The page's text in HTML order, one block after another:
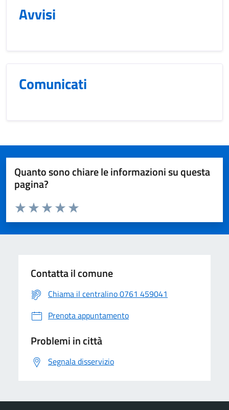
Avvisi
Comunicati
Quanto sono chiare le informazioni su questa
pagina?
Valuta da 1 a 5 stelle la pagina
Valuta 4 stelle su 5
Valuta 3 stelle su 5
Valuta 2 stelle su 5
Valuta 1 stelle su 5
Contatta il comune
Chiama il centralino 0761 459041
Prenota appuntamento
Problemi in città
Segnala disservizio